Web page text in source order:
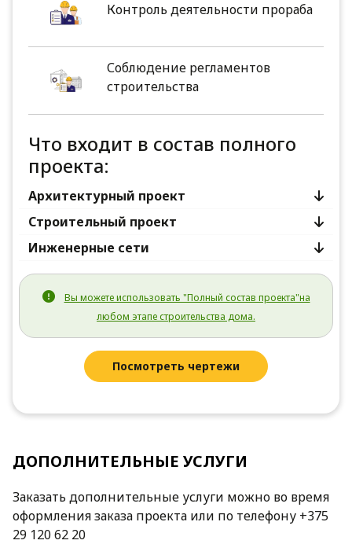
Контроль деятельности прораба
Соблюдение регламентов
строительства
Что входит в состав полного
проекта:
Архитектурный проект
Строительный проект
Инженерные сети
Вы можете использовать "Полный состав проекта"на
любом этапе строительства дома.
Посмотреть чертежи
ДОПОЛНИТЕЛЬНЫЕ УСЛУГИ
Заказать дополнительные услуги можно во время
оформления заказа проекта или по телефону +375
29 120 62 20